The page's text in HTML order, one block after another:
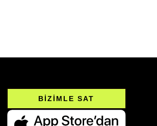
BİZİMLE SAT